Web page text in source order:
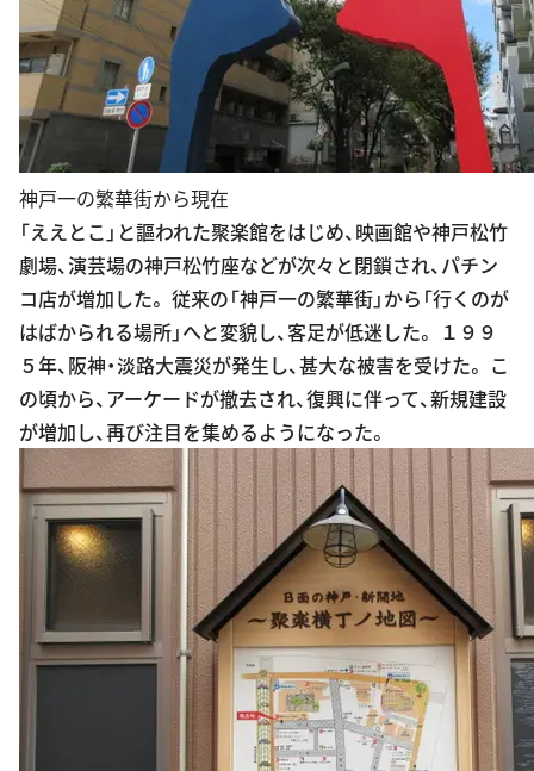
神戸一の繁華街から現在
「ええとこ」と謳われた聚楽館をはじめ、映画館や神戸松竹
劇場、演芸場の神戸松竹座などが次々と閉鎖され、パチン
コ店が増加した。 従来の「神戸一の繁華街」から「行くのが
はばかられる場所」へと変貌し、客足が低迷した。 １９９
５年、阪神・淡路大震災が発生し、甚大な被害を受けた。 こ
の頃から、アーケードが撤去され、復興に伴って、新規建設
が増加し、再び注目を集めるようになった。